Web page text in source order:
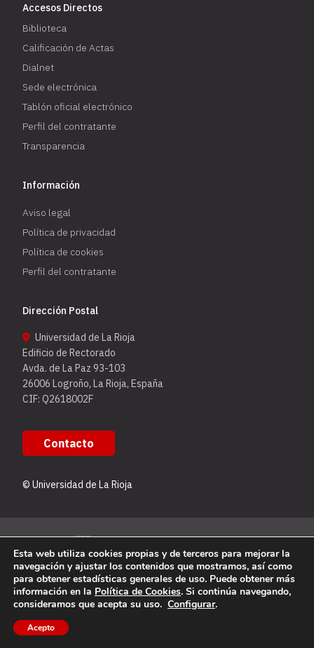
Accesos Directos
Biblioteca
Calificación de Actas
Dialnet
Sede electrónica
Tablón oficial electrónico
Perfil del contratante
Transparencia
Información
Aviso legal
Política de privacidad
Política de cookies
Perfil del contratante
Dirección Postal
Universidad de La Rioja
Edificio de Rectorado
Avda. de La Paz 93-103
26006 Logroño, La Rioja, España
CIF: Q2618002F
Contacto
© Universidad de La Rioja
Esta web utiliza cookies propias y de terceros para mejorar la
navegación y ajustar los contenidos que mostramos, así como
para obtener estadísticas generales de uso. Puede obtener más
información en la Política de Cookies. Si continúa navegando,
consideramos que acepta su uso. Configurar.
Acepto